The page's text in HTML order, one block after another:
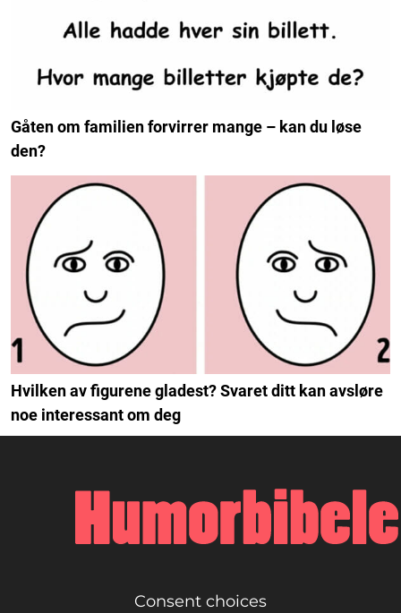
Gåten om familien forvirrer mange – kan du løse
den?
Hvilken av figurene gladest? Svaret ditt kan avsløre
noe interessant om deg
Consent choices